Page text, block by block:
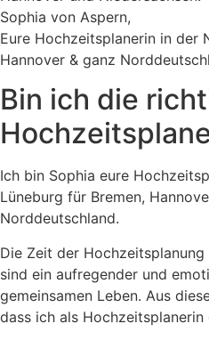
Sophia von Aspern,
Eure Hochzeitsplanerin in der
Hannover & ganz
Bin ich die
Ich bin Sophia eure
Lüneburg für Bremen,
Norddeutschland.
Die Zeit der
sind ein aufregender und
gemeinsamen Leben. Aus
dass ich als Hochzeitsplanerin